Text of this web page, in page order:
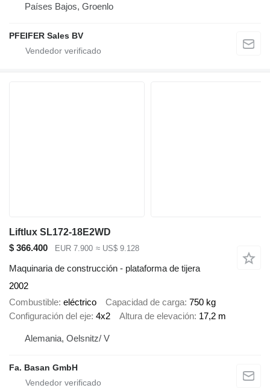
Países Bajos, Groenlo
PFEIFER Sales BV
Liftlux SL172-18E2WD
$ 366.400
EUR 7.900 ≈ US$ 9.128
Maquinaria de construcción - plataforma de tijera
2002
Combustible eléctrico Capacidad de carga 750 kg
Configuración del eje 4x2 Altura de elevación 17,2 m
Alemania, Oelsnitz/ V
Fa. Basan GmbH